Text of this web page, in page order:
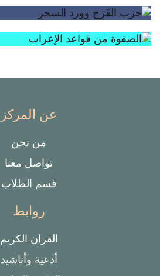
عن المركز
من نحن
تواصل معنا
قسم الطلاب
روابط
القران الكريم
أدعية وأناشيد